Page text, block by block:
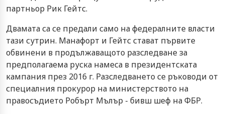
партньор Рик Гейтс.
Двамата са се предали само на федералните власти
тази сутрин. Манафорт и Гейтс стават първите
обвинени в продължаващото разследване за
предполагаема руска намеса в президентската
кампания през 2016 г. Разследването се ръководи от
специалния прокурор на министерството на
правосъдието Робърт Мълър - бивш шеф на ФБР.